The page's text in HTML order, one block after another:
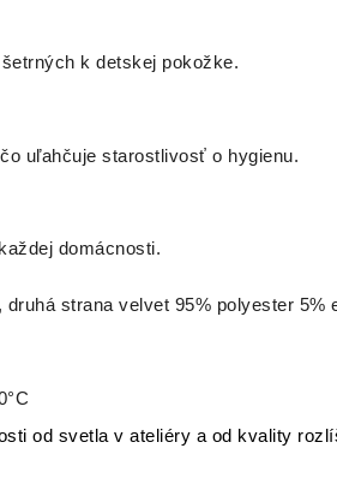
k detskej pokožke.
uľahčuje starostlivosť o hygienu.
domácnosti.
strana velvet 95% polyester 5%
od svetla v ateliéry a od kvality